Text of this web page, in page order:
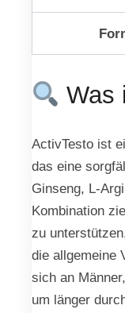
Was
ActivTesto ist
das eine
Ginseng, L-
Kombination
zu
die allgemeine
sich an
um länger